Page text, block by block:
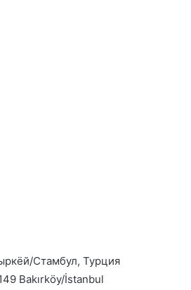
Стамбул, Турция
Bakırköy/İstanbul